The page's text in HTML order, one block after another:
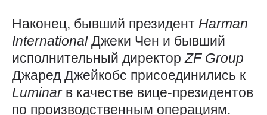
Наконец, бывший президент Harman
InternationalДжеки Чен и бывший
исполнительный директорZF Group
Джаред Джейкобс присоединились к
Luminar в качестве вице-президентов
по производственным операциям.